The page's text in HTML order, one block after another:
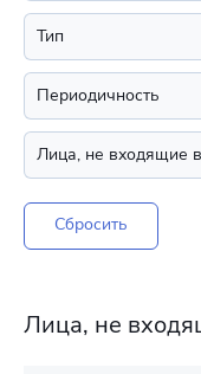
Сбросить
Лица, не